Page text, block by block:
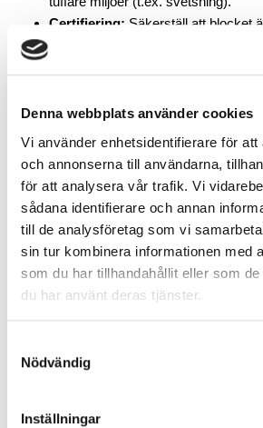
Denna webbplats använder cookies
Vi använder enhetsidentifierare för att
och annonserna till användarna,
för att analysera vår trafik. Vi
sådana identifierare och annan
till de analysföretag som vi
sin tur kombinera informationen med
som du har tillhandahållit eller som
du har använt deras tjänster.
Nödvändig
Inställningar
Certifiering: Säkerställ att blocket
uppfyller gällande EN-standarder.
Tillbehör
Fallskyddsblock Cobra
Fallskyddsblock för
120kg.
4 längder
Fallskyddsblock för
arbete vid skarpa kanter.